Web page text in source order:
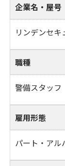
企業名・屋号
リンデンセ
職種
警備スタッフ
雇用形態
パート・アル